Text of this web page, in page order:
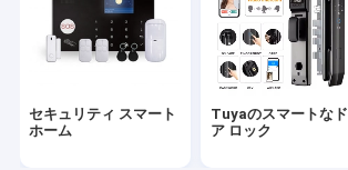
Tuya Zigbeeの出入口
スマートなペット送り装置
セキュリティ スマート
ホーム
Tuyaのスマートなド
ア ロック